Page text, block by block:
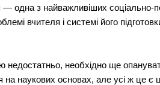
одна з найважливіших соціально-
вчителя і системі його
недостатньо, необхідно ще
на наукових основах, але усі ж це